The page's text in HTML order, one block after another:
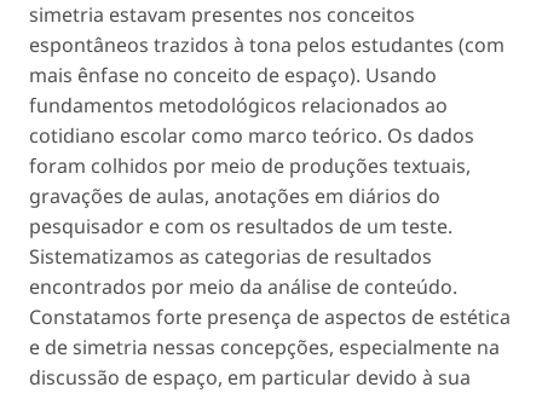
simetria estavam presentes nos conceitos
espontâneos trazidos à tona pelos estudantes (com
mais ênfase no conceito de espaço). Usando
fundamentos metodológicos relacionados ao
cotidiano escolar como marco teórico. Os dados
foram colhidos por meio de produções textuais,
gravações de aulas, anotações em diários do
pesquisador e com os resultados de um teste.
Sistematizamos as categorias de resultados
encontrados por meio da análise de conteúdo.
Constatamos forte presença de aspectos de estética
e de simetria nessas concepções, especialmente na
discussão de espaço, em particular devido à sua